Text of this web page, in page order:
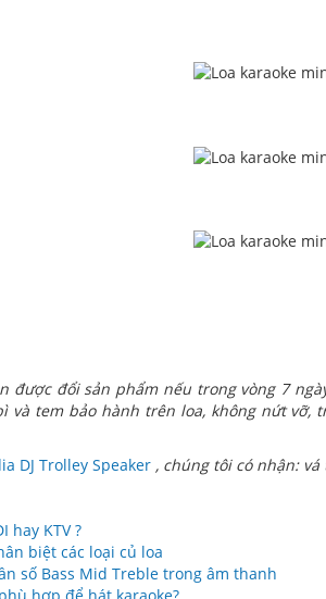
được đổi sản phẩm nếu trong vòng 7
và tem bảo hành trên loa, không nứt
DJ Trolley Speaker , chúng tôi có nhận:
hay KTV ?
biệt các loại củ loa
số Bass Mid Treble trong âm thanh